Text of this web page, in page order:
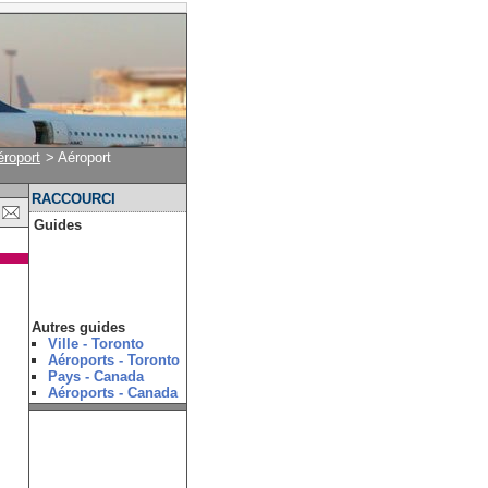
> Aéroport
RACCOURCI
Guides
Autres guides
Ville - Toronto
Aéroports - Toronto
Pays - Canada
Aéroports - Canada